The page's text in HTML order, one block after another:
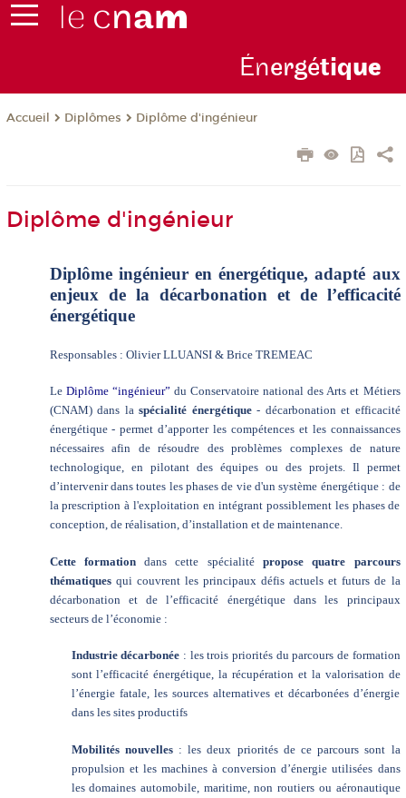
Énergétique
Accueil Diplômes Diplôme d'ingénieur
Diplôme d'ingénieur
Diplôme ingénieur en énergétique, adapté aux
enjeux de la décarbonation et de l’efficacité
énergétique
Responsables : Olivier LLUANSI & Brice TREMEAC
Le Diplôme “ingénieur” du Conservatoire national des Arts et Métiers
(CNAM) dans la spécialité énergétique- décarbonation et efficacité
énergétique - permet d’apporter les compétences et les connaissances
nécessaires afin de résoudre des problèmes complexes de nature
technologique, en pilotant des équipes ou des projets. Il permet
d’intervenir dans toutes les phases de vie d'un système énergétique : de
la prescription à l'exploitation en intégrant possiblement les phases de
conception, de réalisation, d’installation et de maintenance.
Cette formationdans cette spécialité propose quatre parcours
thématiquesqui couvrent les principaux défis actuels et futurs de la
décarbonation et de l’efficacité énergétique dans les principaux
secteurs de l’économie :
Industrie décarbonée : les trois priorités du parcours de formation
sont l’efficacité énergétique, la récupération et la valorisation de
l’énergie fatale, les sources alternatives et décarbonées d’énergie
dans les sites productifs
Mobilités nouvelles: les deux priorités de ce parcours sont la
propulsion et les machines à conversion d’énergie utilisées dans
les domaines automobile, maritime, non routiers ou aéronautique